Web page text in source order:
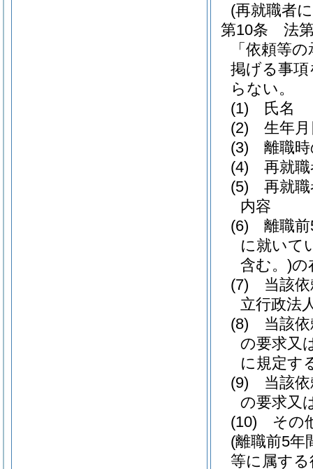
(再就職者
第10条
法
「依頼等
掲げる事
らない。
(1)
氏名
(2)
生年
(3)
離職
(4)
再就
(5)
再就
内容
(6)
離職
に就いて
含む。)の
(7)
当該
立行政法
(8)
当該
の要求又
に規定す
(9)
当該
の要求又
(10)
その
(離職前5年
等に属す